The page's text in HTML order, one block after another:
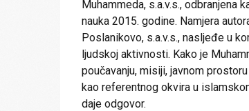
Muhammeda, s.a.v.s., odbranjena
nauka 2015. godine. Namjera
Poslanikovo, s.a.v.s., nasljeđe u
ljudskoj aktivnosti. Kako je
poučavanju, misiji, javnom
kao referentnog okvira u
daje odgovor.